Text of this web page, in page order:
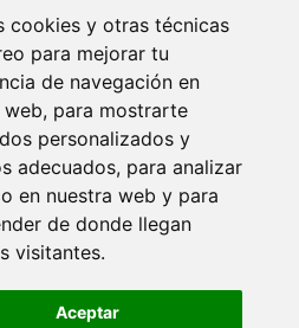
cookies y otras técnicas
para mejorar tu
de navegación en
web, para mostrarte
personalizados y
adecuados, para analizar
en nuestra web y para
de donde llegan
visitantes.
Aceptar